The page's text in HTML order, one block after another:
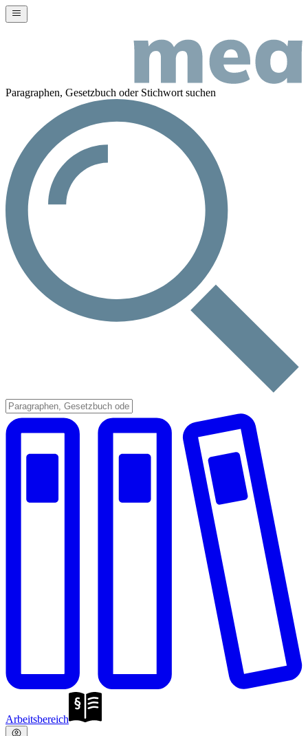
Paragraphen, Gesetzbuch oder Stichwort suchen
Arbeitsbereich